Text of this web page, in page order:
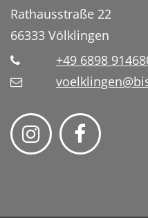
Rathausstraße 22
66333 Völklingen
+49 6898